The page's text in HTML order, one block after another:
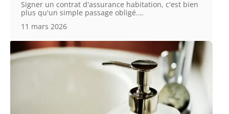
Signer un contrat d'assurance habitation, c'est bien
plus qu'un simple passage obligé.…
11 mars 2026